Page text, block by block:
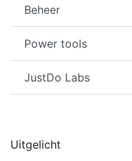
Beheer
Power tools
JustDo Labs
Uitgelicht